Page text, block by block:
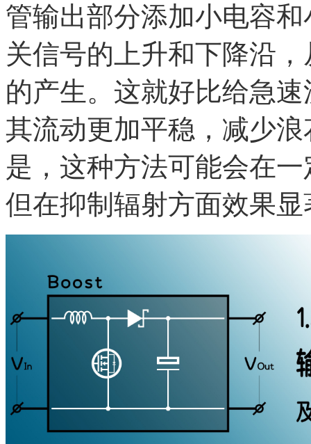
管输出部分添加小电容
关信号的上升和下降沿
的产生。这就好比给急
其流动更加平稳，减少
是，这种方法可能会在
但在抑制辐射方面效果显